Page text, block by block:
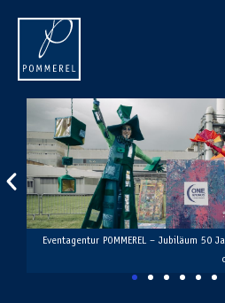
Eventagentur POMMEREL – Jubiläum 50